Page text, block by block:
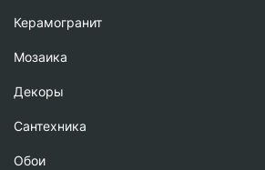
Керамогранит
Мозаика
Декоры
Сантехника
Обои